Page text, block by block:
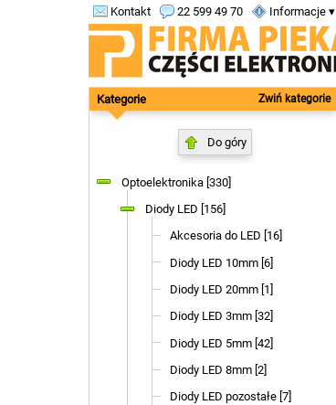
Kontakt 22 599 49 70 Informacje ▾
Kategorie Zwiń kategorie
Do góry
Optoelektronika [330]
Diody LED [156]
Akcesoria do LED [16]
Diody LED 10mm [6]
Diody LED 20mm [1]
Diody LED 3mm [32]
Diody LED 5mm [42]
Diody LED 8mm [2]
Diody LED pozostałe [7]